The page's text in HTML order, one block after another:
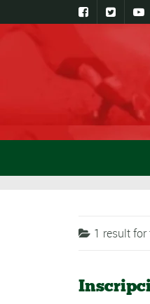
1 result for